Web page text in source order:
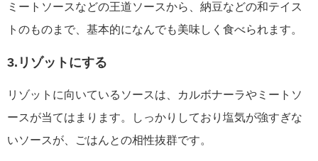
ミートソースなどの王道ソースから、納豆などの和テイス
トのものまで、基本的になんでも美味しく食べられます。
3.リゾットにする
リゾットに向いているソースは、カルボナーラやミートソ
ースが当てはまります。しっかりしており塩気が強すぎな
いソースが、ごはんとの相性抜群です。